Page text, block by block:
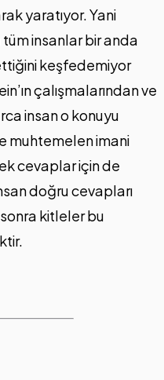
yaratıyor. Yani
tüm insanlar bir anda
keşfedemiyor
çalışmalarından ve
insan o konuyu
muhtemelen imani
cevaplar için de
doğru cevapları
kitleler bu